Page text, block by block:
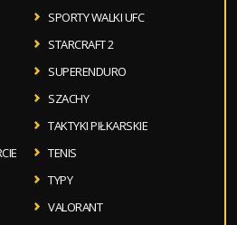
SPORTY WALKI UFC
STARCRAFT 2
SUPERENDURO
SZACHY
TAKTYKI PIŁKARSKIE
TENIS
TYPY
VALORANT